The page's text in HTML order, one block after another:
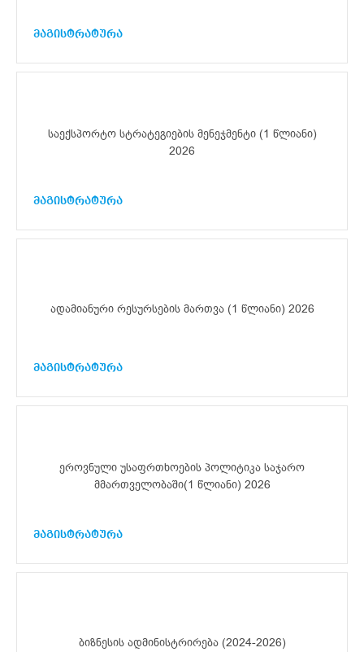
მაგისტრატურა
საექსპორტო სტრატეგიების მენეჯმენტი (1 წლიანი)
2026
მაგისტრატურა
ადამიანური რესურსების მართვა (1 წლიანი) 2026
მაგისტრატურა
ეროვნული უსაფრთხოების პოლიტიკა საჯარო
მმართველობაში(1 წლიანი) 2026
მაგისტრატურა
ბიზნესის ადმინისტრირება (2024-2026)